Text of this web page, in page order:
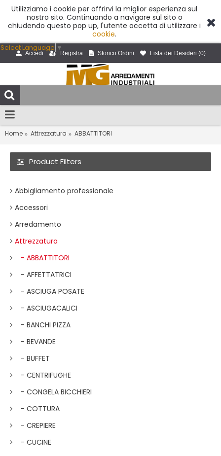
Utilizziamo i cookie per offrirvi la miglior esperienza sul
nostro sito. Continuando a navigare sul sito o
chiudendo questo pop up, l'utente accetta di utilizzare i
cookie.
Select Language ▼
Accedi Registra Storico Ordini Lista dei Desideri (0)
Home Attrezzatura ABBATTITORI
Product Filters
Abbigliamento professionale
Accessori
Arredamento
Attrezzatura
- ABBATTITORI
- AFFETTATRICI
- ASCIUGA POSATE
- ASCIUGACALICI
- BANCHI PIZZA
- BEVANDE
- BUFFET
- CENTRIFUGHE
- CONGELA BICCHIERI
- COTTURA
- CREPIERE
- CUCINE